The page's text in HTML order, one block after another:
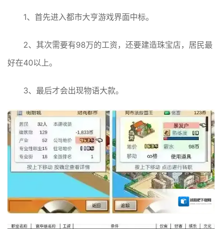
1、首先进入都市大亨游戏界面中标。
2、其次需要有98万的工资，还要建造珠宝店，居民最
好在40以上。
3、最后才会出现物语大款。